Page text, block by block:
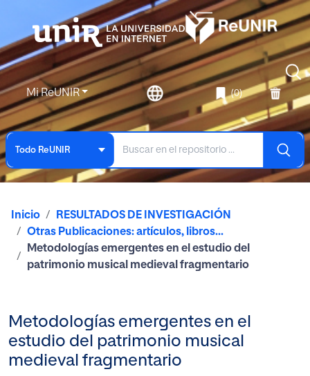
Mi ReUNIR (0)
Todo ReUNIR
Inicio
RESULTADOS DE INVESTIGACIÓN
Otras Publicaciones: artículos, libros...
Metodologías emergentes en el estudio del
patrimonio musical medieval fragmentario
Metodologías emergentes en el
estudio del patrimonio musical
medieval fragmentario